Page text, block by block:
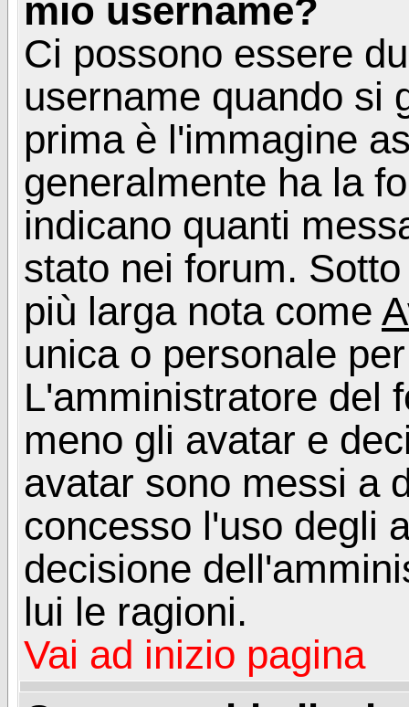
mio username?
Ci possono essere
username quando si
prima è l'immagine
generalmente ha la
indicano quanti
stato nei forum.
più larga nota come
unica o personale
L'amministratore del
meno gli avatar e
avatar sono messi a
concesso l'uso degli
decisione
lui le ragioni.
Vai ad inizio pagina